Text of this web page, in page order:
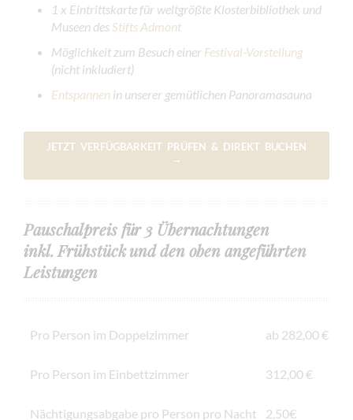
1 x Eintrittskarte für weltgrößte Klosterbibliothek und
Museen des Stifts Admont
Möglichkeit zum Besuch einer Festival-Vorstellung
(nicht inkludiert)
Entspannen in unserer gemütlichen Panoramasauna
JETZT VERFÜGBARKEIT PRÜFEN & DIREKT BUCHEN
→
Pauschalpreis für 3 Übernachtungen
inkl. Frühstück und den oben angeführten
Leistungen
Pro Person im Doppelzimmer ab 282,00 €
Pro Person im Einbettzimmer 312,00 €
Nächtigungsabgabe pro Person pro Nacht 2,50€